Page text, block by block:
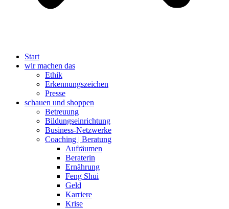
Start
wir machen das
Ethik
Erkennungszeichen
Presse
schauen und shoppen
Betreuung
Bildungseinrichtung
Business-Netzwerke
Coaching | Beratung
Aufräumen
Beraterin
Ernährung
Feng Shui
Geld
Karriere
Krise